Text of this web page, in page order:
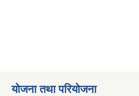
याेजना तथा परियाेजना